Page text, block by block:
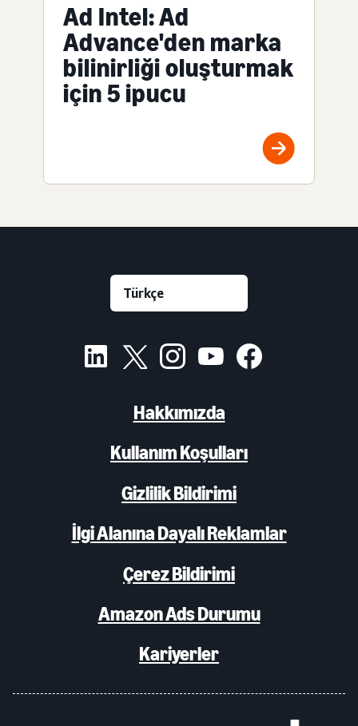
Ad Intel: Ad
Advance'den marka
bilinirliği oluşturmak
için 5 ipucu
Hakkımızda
Kullanım Koşulları
Gizlilik Bildirimi
İlgi Alanına Dayalı Reklamlar
Çerez Bildirimi
Amazon Ads Durumu
Kariyerler